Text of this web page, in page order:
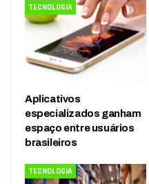
TECNOLOGIA
Aplicativos
especializados ganham
espaço entre usuários
brasileiros
TECNOLOGIA